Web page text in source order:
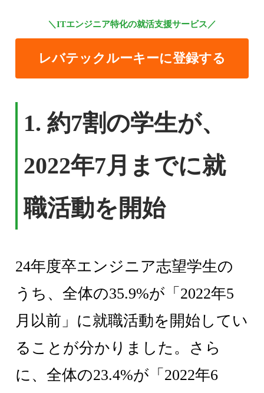
＼ITエンジニア特化の就活支援サービス／
レバテックルーキーに登録する
1. 約7割の学生が、
2022年7月までに就
職活動を開始
24年度卒エンジニア志望学生の
うち、全体の35.9%が「2022年5
月以前」に就職活動を開始してい
ることが分かりました。さら
に、全体の23.4%が「2022年6